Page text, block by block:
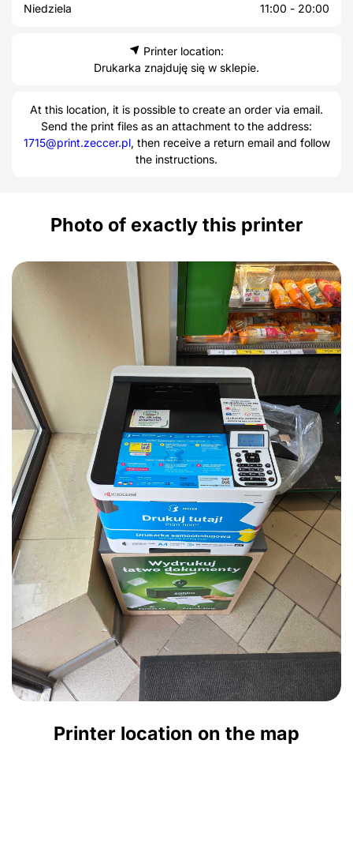
Niedziela
11:00 - 20:00
Printer location:
Drukarka znajduję się w sklepie.
At this location, it is possible to create an order via email.
Send the print files as an attachment to the address:
1715@print.zeccer.pl, then receive a return email and follow
the instructions.
Photo of exactly this printer
Printer location on the map